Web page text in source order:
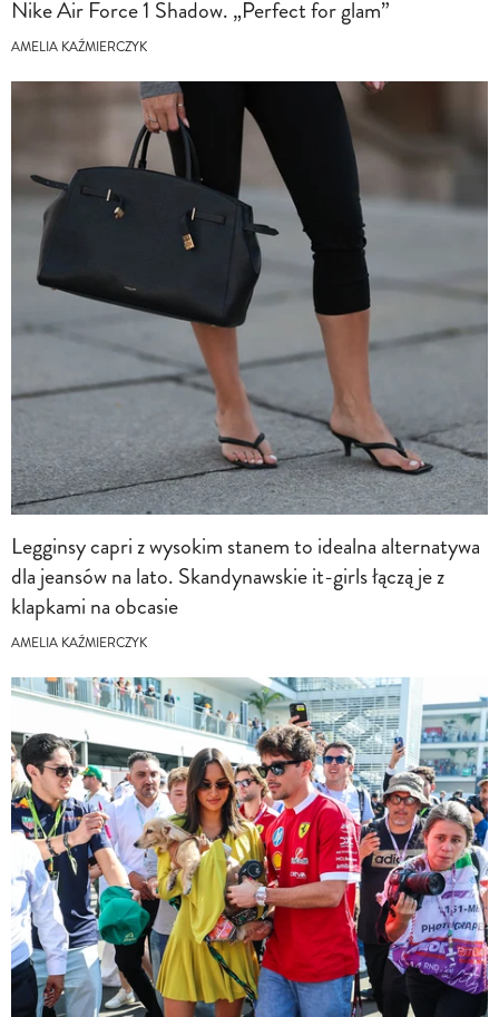
Nike Air Force 1 Shadow. „Perfect for glam”
AMELIA KAŹMIERCZYK
Legginsy capri z wysokim stanem to idealna alternatywa
dla jeansów na lato. Skandynawskie it-girls łączą je z
klapkami na obcasie
AMELIA KAŹMIERCZYK